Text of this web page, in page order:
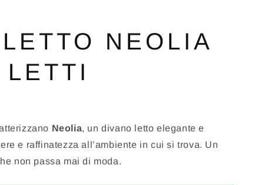
NEOLIA
LETTI
Neolia, un divano letto elegante e
e raffinatezza all’ambiente in cui si trova. Un
non passa mai di moda.